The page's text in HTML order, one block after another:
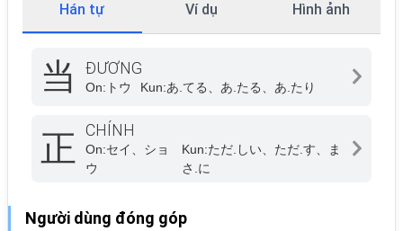
Hán tự Ví dụ Hình ảnh
当 ĐƯƠNG
On: トウ Kun:あ.てる、あ.たる、あ.たり
正 CHÍNH
On:セイ、ショ
ウ
Kun:ただ.しい、ただ.す、ま
さ.に
Người dùng đóng góp